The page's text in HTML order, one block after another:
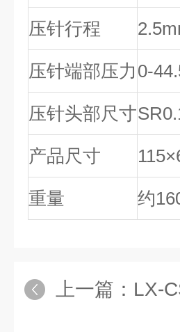
压针行程
压针端部压力 0-
压针头部尺寸
产品尺寸 115×
重量 约
上一篇： LX-